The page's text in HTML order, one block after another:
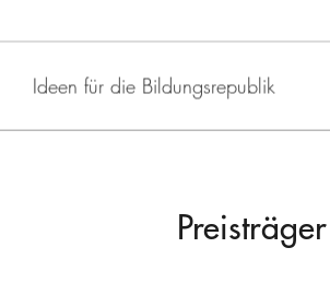
Ideen für die Bildungsrepublik
Preisträger